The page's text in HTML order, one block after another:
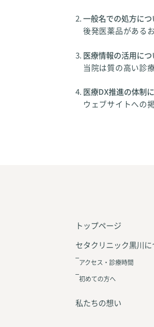
一般名での処方につ
後発医薬品がある
医療情報の活用につ
当院は質の高い診
医療DX推進の体制
ウェブサイトへの
トップページ
セタクリニック黒川に
アクセス・診療時間
初めての方へ
私たちの想い